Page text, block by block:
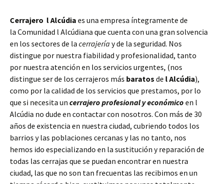
Cerrajero l Alcúdia es una empresa íntegramente de
la Comunidad l Alcúdiana que cuenta con una gran solvencia
en los sectores de la cerrajería y de la seguridad. Nos
distingue por nuestra fiabilidad y profesionalidad, tanto
por nuestra atención en los servicios urgentes, (nos
distingue ser de los cerrajeros más baratos de l Alcúdia),
como por la calidad de los servicios que prestamos, por lo
que si necesita un cerrajero profesional y económico en l
Alcúdia no dude en contactar con nosotros. Con más de 30
años de existencia en nuestra ciudad, cubriendo todos los
barrios y las poblaciones cercanas y las no tanto, nos
hemos ido especializando en la sustitución y reparación de
todas las cerrajas que se puedan encontrar en nuestra
ciudad, las que no son tan frecuentas las recibimos en un